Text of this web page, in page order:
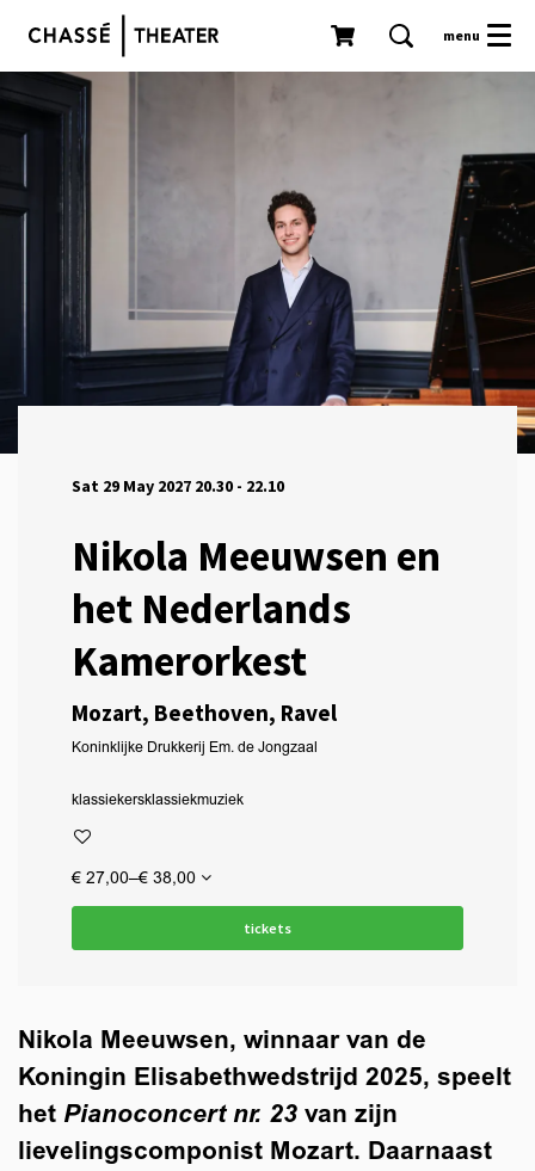
menu
Nikola Meeuwsen en
het Nederlands
Kamerorkest
Mozart, Beethoven, Ravel
Sat 29 May 2027 20.30 - 22.10
Koninklijke Drukkerij Em. de Jongzaal
klassiekersklassiekmuziek
€ 27,00–€ 38,00
tickets
Nikola Meeuwsen, winnaar van de
Koningin Elisabethwedstrijd 2025, speelt
het Pianoconcert nr. 23 van zijn
lievelingscomponist Mozart. Daarnaast